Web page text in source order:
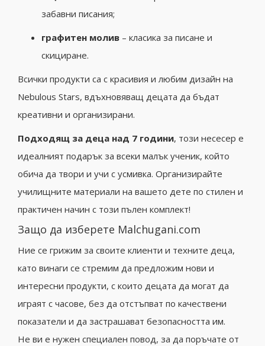
забавни писания;
графитен молив – класика за писане и
скициране.
Всички продукти са с красивия и любим дизайн на
Nebulous Stars, вдъхновяващ децата да бъдат
креативни и организирани.
Подходящ за деца над 7 години, този несесер е
идеалният подарък за всеки малък ученик, който
обича да твори и учи с усмивка. Организирайте
училищните материали на вашето дете по стилен и
практичен начин с този пълен комплект!
Защо да изберете Malchugani.com
Ние се грижим за своите клиенти и техните деца,
като винаги се стремим да предложим нови и
интересни продукти, с които децата да могат да
играят с часове, без да отстъпват по качествени
показатели и да застрашават безопасността им.
Не ви е нужен специален повод, за да поръчате от